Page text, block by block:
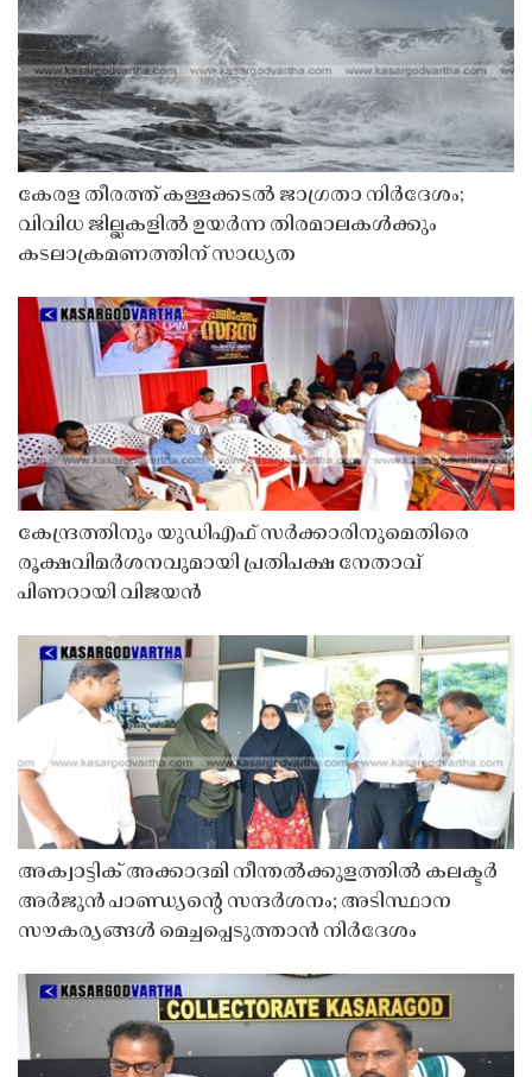
കേരള തീരത്ത് കള്ളക്കടൽ ജാഗ്രതാ നിർദേശം;
വിവിധ ജില്ലകളിൽ ഉയർന്ന തിരമാലകൾക്കും
കടലാക്രമണത്തിന് സാധ്യത
കേന്ദ്രത്തിനും യുഡിഎഫ് സർക്കാരിനുമെതിരെ
രൂക്ഷവിമർശനവുമായി പ്രതിപക്ഷ നേതാവ്
പിണറായി വിജയൻ
അക്വാട്ടിക് അക്കാദമി നീന്തൽക്കുളത്തിൽ കലക്ടർ
അർജുൻ പാണ്ഡ്യൻ്റെ സന്ദർശനം; അടിസ്ഥാന
സൗകര്യങ്ങൾ മെച്ചപ്പെടുത്താൻ നിർദേശം